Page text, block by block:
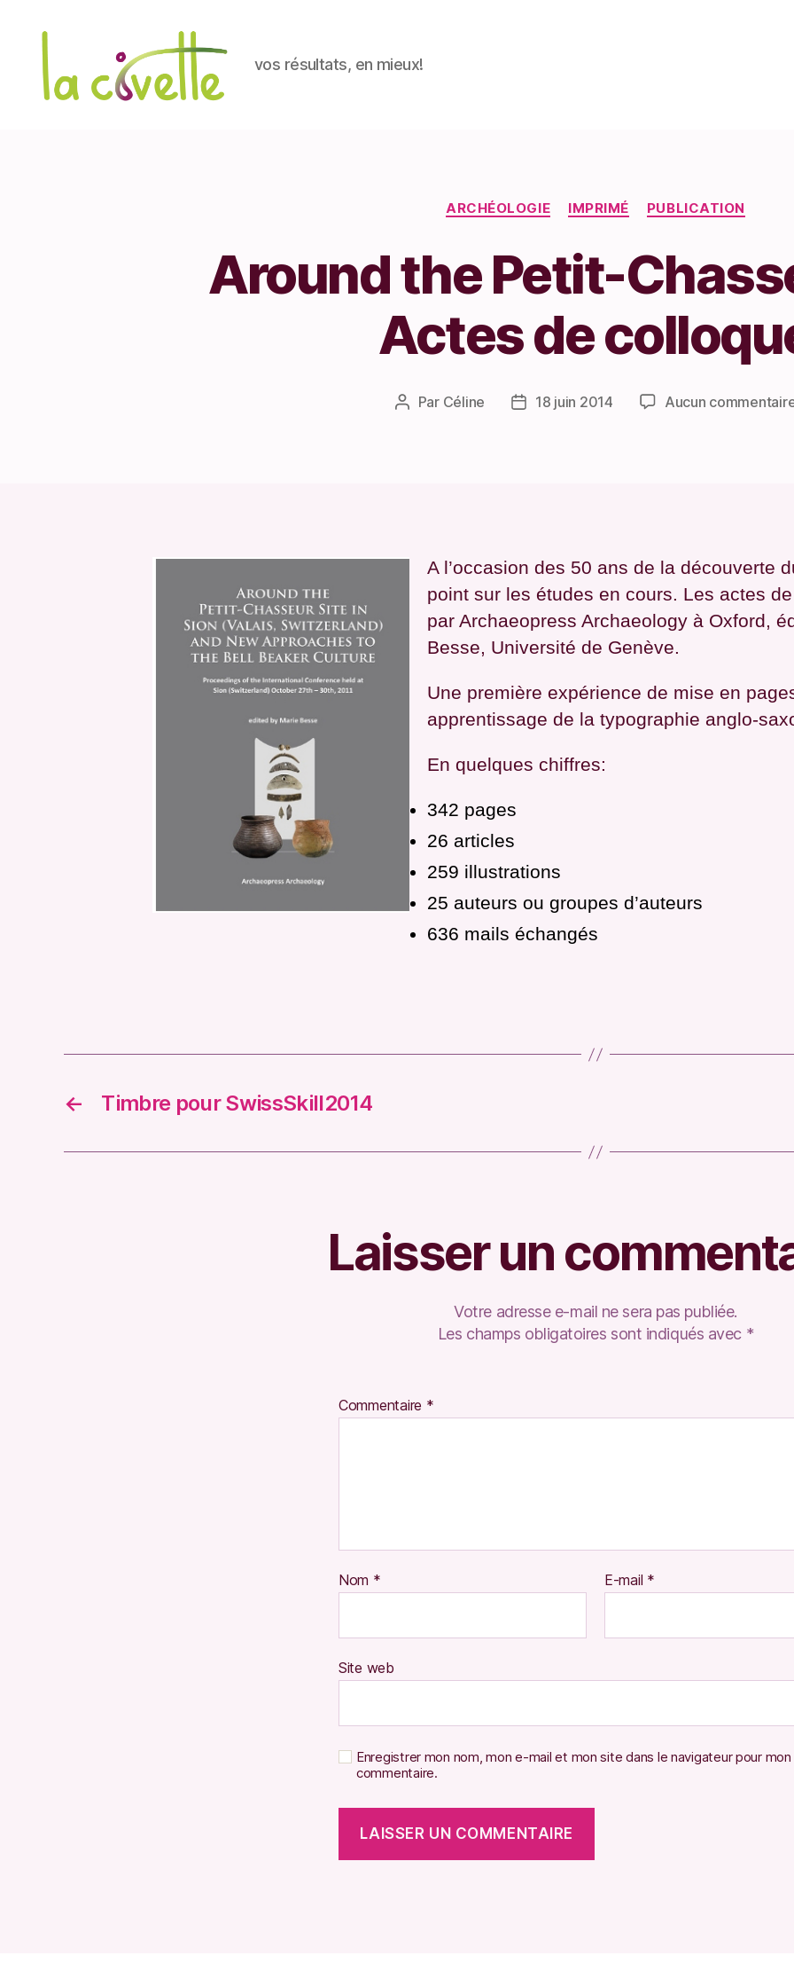
vos résultats, en mieux!
Catégories
ARCHÉOLOGIE IMPRIMÉ PUBLICATION
Around the Petit-
Actes de
Auteur
Par Céline
Date18 juin 2014 Aucun
A l’occasion des 50 ans de la découverte
point sur les études en cours. Les actes
par Archaeopress Archaeology à Oxford,
Besse, Université de Genève.
Une première expérience de mise en
apprentissage de la typographie anglo-
En quelques chiffres:
342 pages
26 articles
259 illustrations
25 auteurs ou groupes d’auteurs
636 mails échangés
← Timbre pour SwissSkill2014
Laisser un
Votre adresse e-mail ne sera pas publiée.
Les champs obligatoires sont indiqués avec *
Commentaire *
Nom * E-mail *
Site web
Enregistrer mon nom, mon e-mail et mon site dans le navigateur pour mon
commentaire.